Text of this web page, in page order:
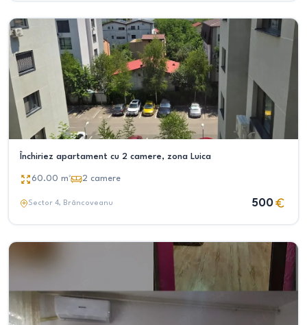
Închiriez apartament cu 2 camere, zona Luica
60.00 m² 2 camere
Sector 4, Brâncoveanu 500